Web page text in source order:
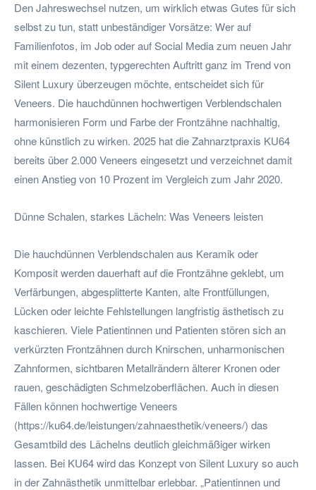
Den Jahreswechsel nutzen, um wirklich etwas Gutes für sich
selbst zu tun, statt unbeständiger Vorsätze: Wer auf
Familienfotos, im Job oder auf Social Media zum neuen Jahr
mit einem dezenten, typgerechten Auftritt ganz im Trend von
Silent Luxury überzeugen möchte, entscheidet sich für
Veneers. Die hauchdünnen hochwertigen Verblendschalen
harmonisieren Form und Farbe der Frontzähne nachhaltig,
ohne künstlich zu wirken. 2025 hat die Zahnarztpraxis KU64
bereits über 2.000 Veneers eingesetzt und verzeichnet damit
einen Anstieg von 10 Prozent im Vergleich zum Jahr 2020.
Dünne Schalen, starkes Lächeln: Was Veneers leisten
Die hauchdünnen Verblendschalen aus Keramik oder
Komposit werden dauerhaft auf die Frontzähne geklebt, um
Verfärbungen, abgesplitterte Kanten, alte Frontfüllungen,
Lücken oder leichte Fehlstellungen langfristig ästhetisch zu
kaschieren. Viele Patientinnen und Patienten stören sich an
verkürzten Frontzähnen durch Knirschen, unharmonischen
Zahnformen, sichtbaren Metallrändern älterer Kronen oder
rauen, geschädigten Schmelzoberflächen. Auch in diesen
Fällen können hochwertige Veneers
(https://ku64.de/leistungen/zahnaesthetik/veneers/) das
Gesamtbild des Lächelns deutlich gleichmäßiger wirken
lassen. Bei KU64 wird das Konzept von Silent Luxury so auch
in der Zahnästhetik unmittelbar erlebbar. „Patientinnen und